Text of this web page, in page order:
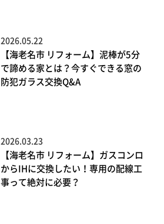
2026.05.22
【海老名市 リフォーム】泥棒が5分
で諦める家とは？今すぐできる窓の
防犯ガラス交換Q&A
2026.03.23
【海老名市 リフォーム】ガスコンロ
からIHに交換したい！専用の配線工
事って絶対に必要？